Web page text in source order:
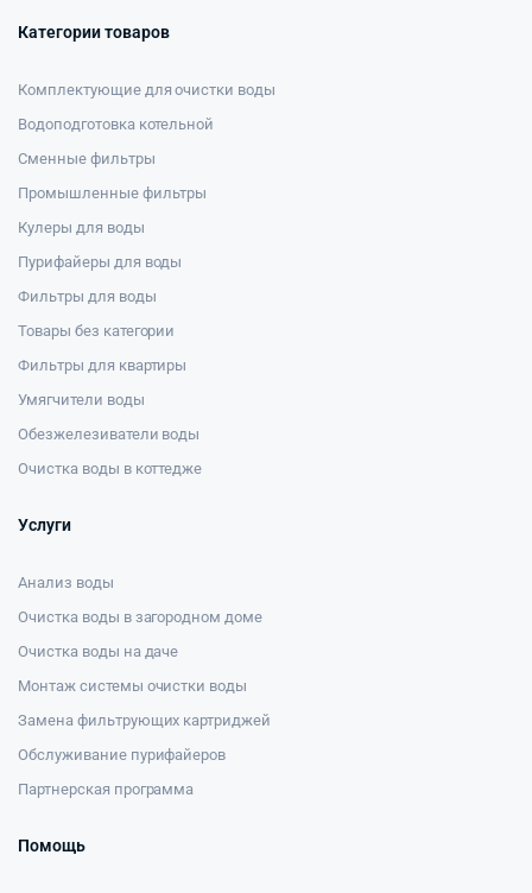
Категории товаров
Комплектующие для очистки воды
Водоподготовка котельной
Сменные фильтры
Промышленные фильтры
Кулеры для воды
Пурифайеры для воды
Фильтры для воды
Товары без категории
Фильтры для квартиры
Умягчители воды
Обезжелезиватели воды
Очистка воды в коттедже
Услуги
Анализ воды
Очистка воды в загородном доме
Очистка воды на даче
Монтаж системы очистки воды
Замена фильтрующих картриджей
Обслуживание пурифайеров
Партнерская программа
Помощь